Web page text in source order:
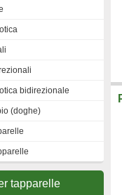
bidirezionale
(doghe)
tapparelle